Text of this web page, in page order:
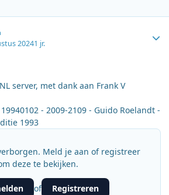
20241 jr.
server, met dank aan Frank V
- 2009-2109 - Guido Roelandt -
1993
Meld je aan of registreer
deze te bekijken.
of Registreren